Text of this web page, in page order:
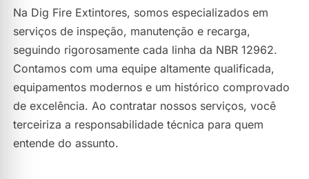
Na Dig Fire Extintores, somos especializados em
serviços de inspeção, manutenção e recarga,
seguindo rigorosamente cada linha da NBR 12962.
Contamos com uma equipe altamente qualificada,
equipamentos modernos e um histórico comprovado
de excelência. Ao contratar nossos serviços, você
terceiriza a responsabilidade técnica para quem
entende do assunto.